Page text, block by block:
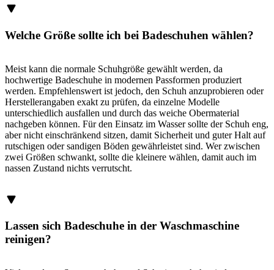
Welche Größe sollte ich bei Badeschuhen wählen?
Meist kann die normale Schuhgröße gewählt werden, da
hochwertige Badeschuhe in modernen Passformen produziert
werden. Empfehlenswert ist jedoch, den Schuh anzuprobieren oder
Herstellerangaben exakt zu prüfen, da einzelne Modelle
unterschiedlich ausfallen und durch das weiche Obermaterial
nachgeben können. Für den Einsatz im Wasser sollte der Schuh eng,
aber nicht einschränkend sitzen, damit Sicherheit und guter Halt auf
rutschigen oder sandigen Böden gewährleistet sind. Wer zwischen
zwei Größen schwankt, sollte die kleinere wählen, damit auch im
nassen Zustand nichts verrutscht.
Lassen sich Badeschuhe in der Waschmaschine
reinigen?